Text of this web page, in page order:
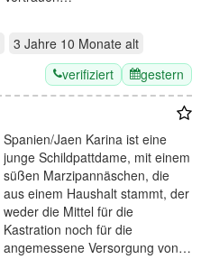
3 Jahre 10 Monate alt
verifiziert gestern
Spanien/Jaen Karina ist eine
junge Schildpattdame, mit einem
süßen Marzipannäschen, die
aus einem Haushalt stammt, der
weder die Mittel für die
Kastration noch für die
angemessene Versorgung von…